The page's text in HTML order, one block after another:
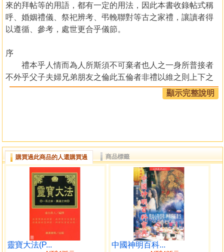
來的拜帖等的用語，都有一定的用法，因此本書收錄帖式稱
呼、婚姻禮儀、祭祀辨考、弔輓聯對等古之家禮，讓讀者得
以遵循、參考，處世更合乎儀節。
序
禮本乎人情而為人所斯須不可棄者也人之一身所普接者
不外乎父子夫婦兄弟朋友之倫此五倫者非禮以維之則上下之
分亂親疏之等淆生而男女冠婚死而祖父葬祭皆莫知折衷將何
以立於大地間故制禮始自中古由來舊矣而家禮一書自 紫陽
年來漳之士君子起而增删之使冠婚喪祭之禮復昭於世功非淺
鮮第議論不無異同購求難別取舍茲余不揣固陋妄輯前哲遺言
畧參時賢著作俾世之君子便於觀覽未知高明其許我否
雍正己卯仲秋
呂子振羽仲氏謹識
世之尊崇朱子家禮久矣迄清初呂羽仲前輩家禮大成雖較多帙
顯示完整說明
購買過此商品的人還購買過 商品標籤
靈寶大法(P... 中國神明百科...